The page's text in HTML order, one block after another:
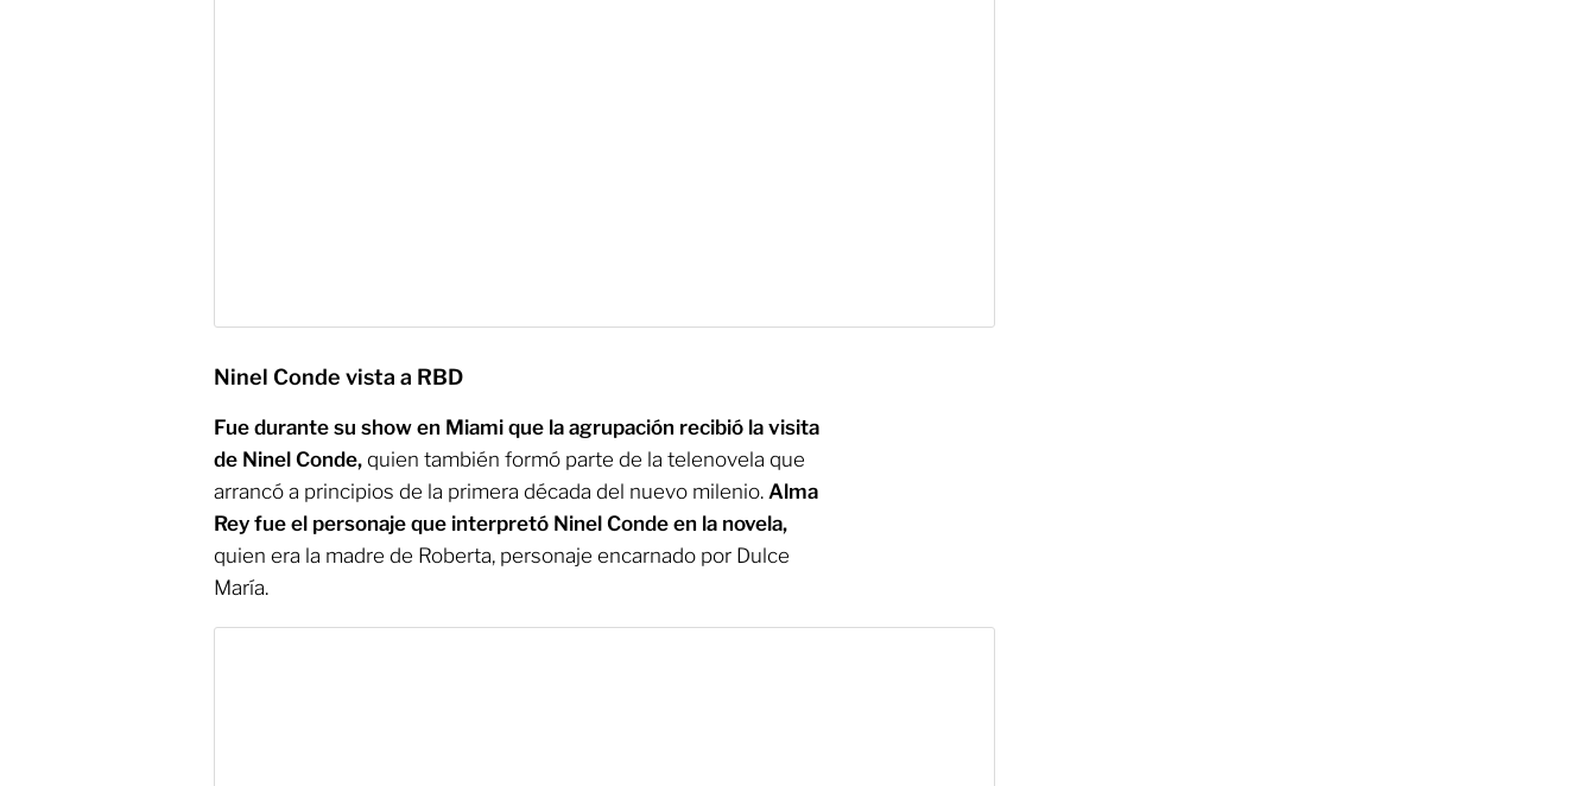
Ninel Conde vista a RBD
Fue durante su show en Miami que la agrupación recibió la visita
de Ninel Conde, quien también formó parte de la telenovela que
arrancó a principios de la primera década del nuevo milenio. Alma
Rey fue el personaje que interpretó Ninel Conde en la novela,
quien era la madre de Roberta, personaje encarnado por Dulce
María.